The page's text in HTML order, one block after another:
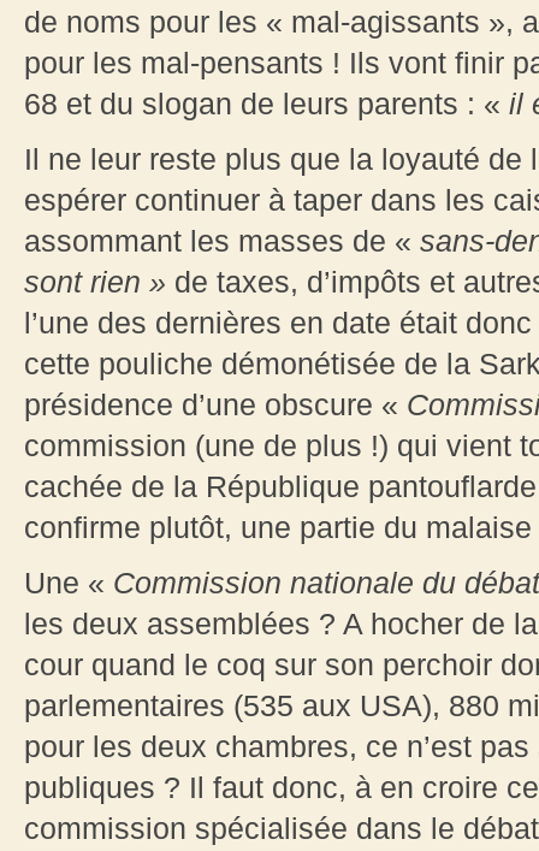
de noms pour les « mal-agissants »,
pour les mal-pensants ! Ils vont finir
68 et du slogan de leurs parents : « il
Il ne leur reste plus que la loyauté
espérer continuer à taper dans les
assommant les masses de « sans-
sont rien » de taxes, d’impôts et
l’une des dernières en date était
cette pouliche démonétisée de la
présidence d’une obscure «
commission (une de plus !) qui vient
cachée de la République
confirme plutôt, une partie du
Une « Commission nationale du
les deux assemblées ? A hocher de
cour quand le coq sur son perchoir
parlementaires (535 aux USA), 880
pour les deux chambres, ce n’est
publiques ? Il faut donc, à en croire
commission spécialisée dans le